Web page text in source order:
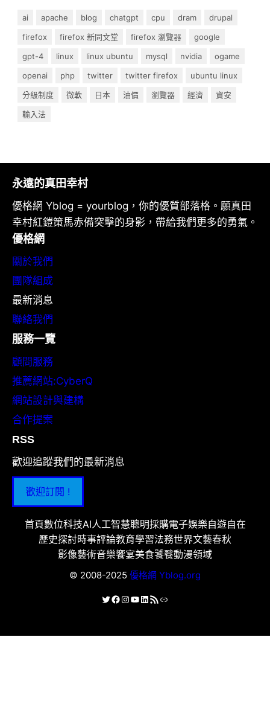
ai apache blog chatgpt cpu dram
drupal
firefox
firefox 新同文堂 firefox 瀏覽器
google
gpt-4
linux linux ubuntu mysql nvidia
ogame
openai
php twitter twitter firefox
ubuntu linux
分級制度
微軟 日本 油價 瀏覽器 經濟
資安
輸入法
永遠的真田幸村
優格網 Yblog = yourblog，你的優質部落格。願真田
幸村紅鎧策馬赤備突擊的身影，帶給我們更多的勇氣。
優格網
關於我們
團隊組成
最新消息
聯絡我們
服務一覽
顧問服務
推薦網站:CyberQ
網站設計與建構
合作提案
RSS
歡迎追蹤我們的最新消息
歡迎訂閱 !
首頁數位科技AI人工智慧聰明採購電子娛樂自遊自在
歷史探討時事評論教育學習法務世界文藝春秋
影像藝術音樂饗宴美食饕餮動漫領域
© 2008-2025 優格網 Yblog.org
X Facebook
Instagram
YouTube
LinkedIn
RSS 資訊提供連結